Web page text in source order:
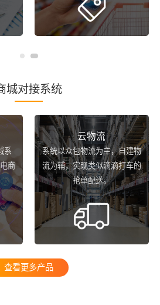
城对接系统
系
商
云物流
系统以众包物流为主，自建物
流为辅，实现类似滴滴打车的
抢单配送。
查看更多产品